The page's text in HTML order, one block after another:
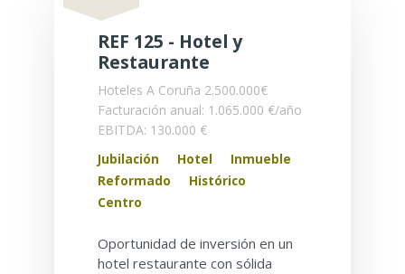
REF 125 - Hotel y
Restaurante
Hoteles A Coruña 2.500.000€
Facturación anual: 1.065.000 €/año
EBITDA: 130.000 €
Jubilación Hotel
Inmueble
Reformado
Histórico
Centro
Oportunidad de inversión en un
hotel restaurante con sólida